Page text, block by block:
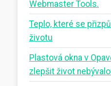
Webmaster Tools.
Teplo, které se
životu
Plastová okna v
zlepšit život